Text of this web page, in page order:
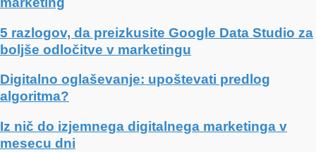
5 razlogov, da preizkusite Google Data Studio za
boljše odločitve v marketingu
Digitalno oglaševanje: upoštevati predlog
algoritma?
Iz nič do izjemnega digitalnega marketinga v
mesecu dni